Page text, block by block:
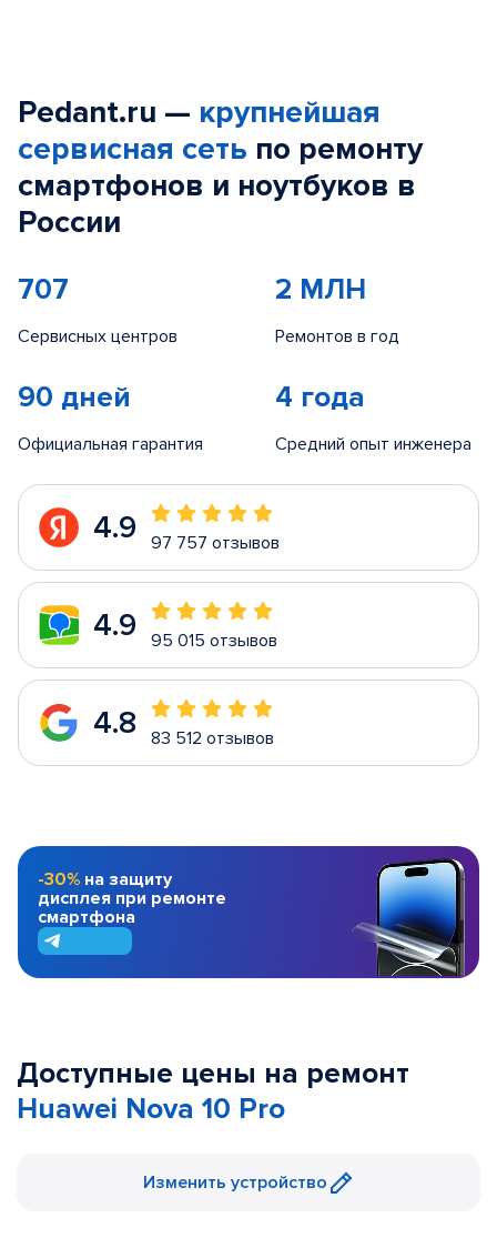
Pedant.ru — крупнейшая
сервисная сеть по ремонту
смартфонов и ноутбуков в
России
707
Сервисных центров
2 МЛН
Ремонтов в год
90 дней
Официальная гарантия
4 года
Средний опыт инженера
4.9 97 757 отзывов
4.9 95 015 отзывов
4.8 83 512 отзывов
-30% на защиту
дисплея при ремонте
смартфона
Доступные цены на ремонт
Huawei Nova 10 Pro
Изменить устройство